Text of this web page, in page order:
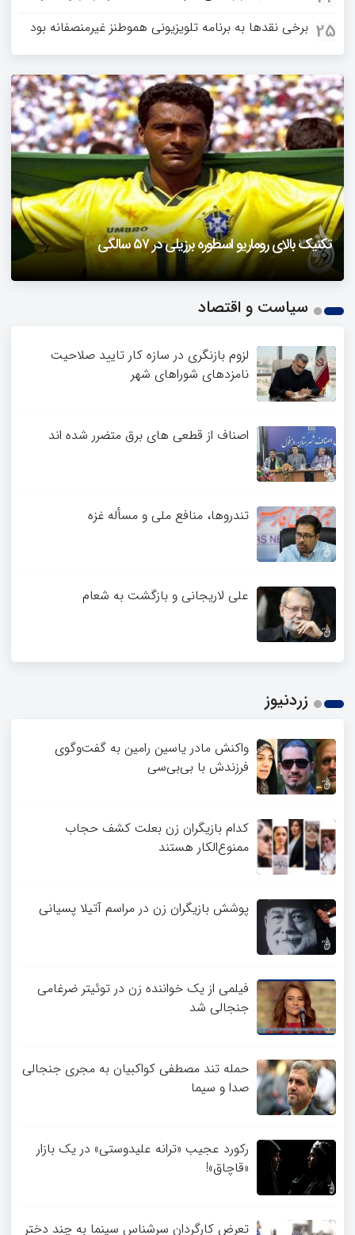
25 برخی نقدها به برنامه تلویزیونی هموطنز غیرمنصفانه بود
تکنیک بالای روماریو اسطوره برزیلی در ۵۷ سالگی
فیلمی از یک خواننده زن در توئیتر ضرغامی جنجالی شد
حمله تند مصطفی کواکبیان به مجری جنجالی صدا و سیما
دزفول را باید دید
2
سیاست و اقتصاد
لزوم بازنگری در سازه کار تایید صلاحیت
نامزدهای شوراهای شهر
اصناف از قطعی های برق متضرر شده اند
تندروها، منافع ملی و مسأله غزه
علی لاریجانی و بازگشت به شعام
زردنیوز
واکنش مادر یاسین رامین به گفت‌وگوی
فرزندش با بی‌بی‌سی
کدام بازیگران زن بعلت کشف حجاب
ممنوع‌الکار هستند
پوشش بازیگران زن در مراسم آتیلا پسیانی
فیلمی از یک خواننده زن در توئیتر ضرغامی
جنجالی شد
حمله تند مصطفی کواکبیان به مجری جنجالی
صدا و سیما
رکورد عجیب «ترانه علیدوستی» در یک بازار
«قاچاق»!
تعرض کارگردان سرشناس سینما به چند دختر